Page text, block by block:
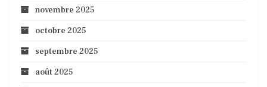
novembre 2025
octobre 2025
septembre 2025
août 2025